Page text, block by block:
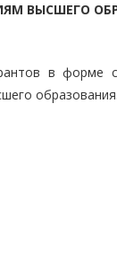
ВЫСШЕГО
в
образования.